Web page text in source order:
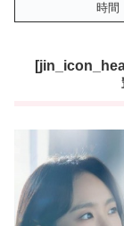
時間